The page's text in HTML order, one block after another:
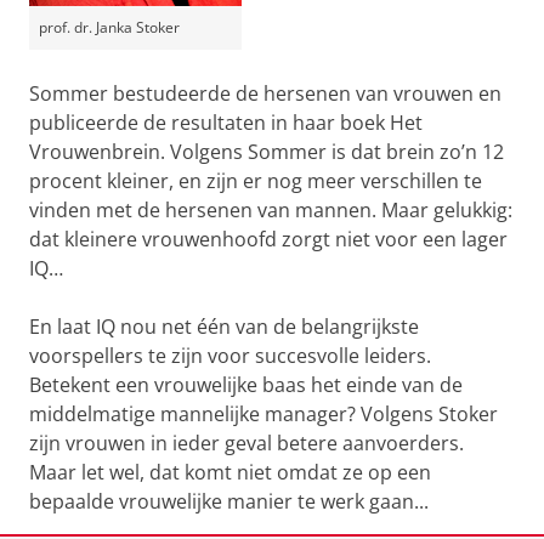
prof. dr. Janka Stoker
Sommer bestudeerde de hersenen van vrouwen en
publiceerde de resultaten in haar boek Het
Vrouwenbrein. Volgens Sommer is dat brein zo’n 12
procent kleiner, en zijn er nog meer verschillen te
vinden met de hersenen van mannen. Maar gelukkig:
dat kleinere vrouwenhoofd zorgt niet voor een lager
IQ…
En laat IQ nou net één van de belangrijkste
voorspellers te zijn voor succesvolle leiders.
Betekent een vrouwelijke baas het einde van de
middelmatige mannelijke manager? Volgens Stoker
zijn vrouwen in ieder geval betere aanvoerders.
Maar let wel, dat komt niet omdat ze op een
bepaalde vrouwelijke manier te werk gaan...